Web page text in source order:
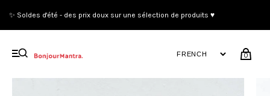
✨ Soldes d'été - des prix doux sur une sélection de produits ♥
0